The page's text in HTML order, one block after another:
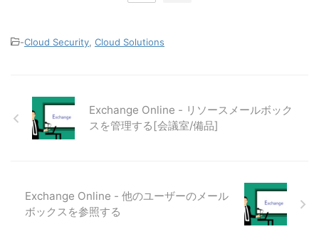
-Cloud Security Cloud Solutions
Exchange Online - リソースメールボック
スを管理する[会議室/備品]
Exchange Online - 他のユーザーのメール
ボックスを参照する